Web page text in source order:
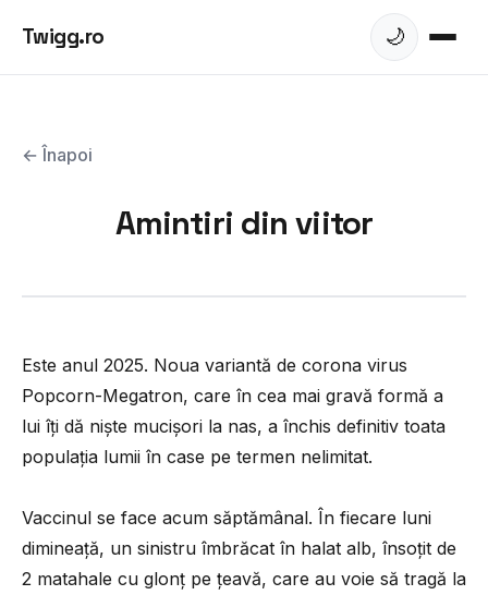
Twigg.ro 🌙
← Înapoi
Amintiri din viitor
Este anul 2025. Noua variantă de corona virus
Popcorn-Megatron, care în cea mai gravă formă a
lui îți dă niște mucișori la nas, a închis definitiv toata
populația lumii în case pe termen nelimitat.
Vaccinul se face acum săptămânal. În fiecare luni
dimineață, un sinistru îmbrăcat în halat alb, însoțit de
2 matahale cu glonț pe țeavă, care au voie să tragă la